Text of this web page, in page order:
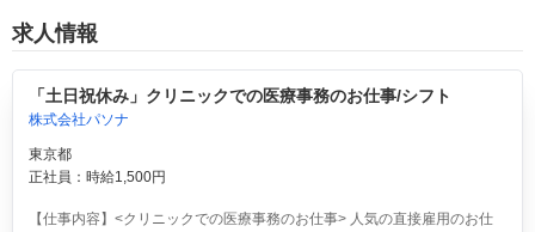
求人情報
「土日祝休み」クリニックでの医療事務のお仕事/シフト
株式会社パソナ
東京都
正社員：時給1,500円
【仕事内容】<クリニックでの医療事務のお仕事> 人気の直接雇用のお仕